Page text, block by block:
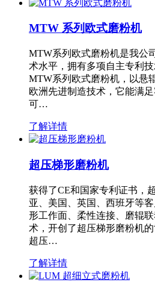
MTW 系列欧式磨粉机
MTW系列欧式磨粉机是我公
术水平，拥有多项自主专利
MTW系列欧式磨粉机，以悬
欧洲先进制造技术，它能满
可…
了解详情
超压梯形磨粉机
获得了CE和国家专利证书，
亚、美国、英国、西班牙等
形工作面、柔性连接、磨辊
术，开创了超压梯形磨粉机
超压…
了解详情